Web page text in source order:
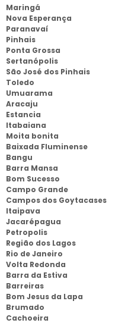
Maringá
Nova Esperança
Paranavaí
Pinhais
Ponta Grossa
Sertanópolis
São José dos Pinhais
Toledo
Umuarama
Aracaju
Estancia
Itabaiana
Moita bonita
Baixada Fluminense
Bangu
Barra Mansa
Bom Sucesso
Campo Grande
Campos dos Goytacases
Itaipava
Jacarépagua
Petropolis
Região dos Lagos
Rio de Janeiro
Volta Redonda
Barra da Estiva
Barreiras
Bom Jesus da Lapa
Brumado
Cachoeira